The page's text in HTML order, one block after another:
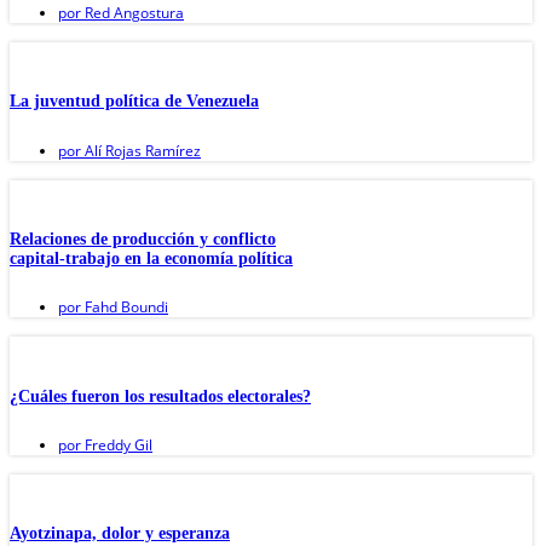
por Red Angostura
La juventud política de Venezuela
porAlí Rojas Ramírez
Relaciones de producción y conflicto
capital-trabajo en la economía política
por Fahd Boundi
¿Cuáles fueron los resultados electorales?
por Freddy Gil
Ayotzinapa, dolor y esperanza